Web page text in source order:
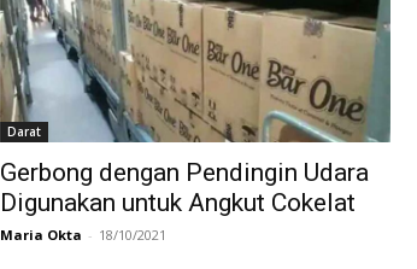
Darat
Gerbong dengan Pendingin Udara
Digunakan untuk Angkut Cokelat
Maria Okta - 18/10/2021